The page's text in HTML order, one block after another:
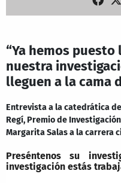
“Ya hemos
nuestra
lleguen a la cama
Entrevista a la catedrática
Regí, Premio de
Margarita Salas a la carrera
Preséntenos su
investigación estás